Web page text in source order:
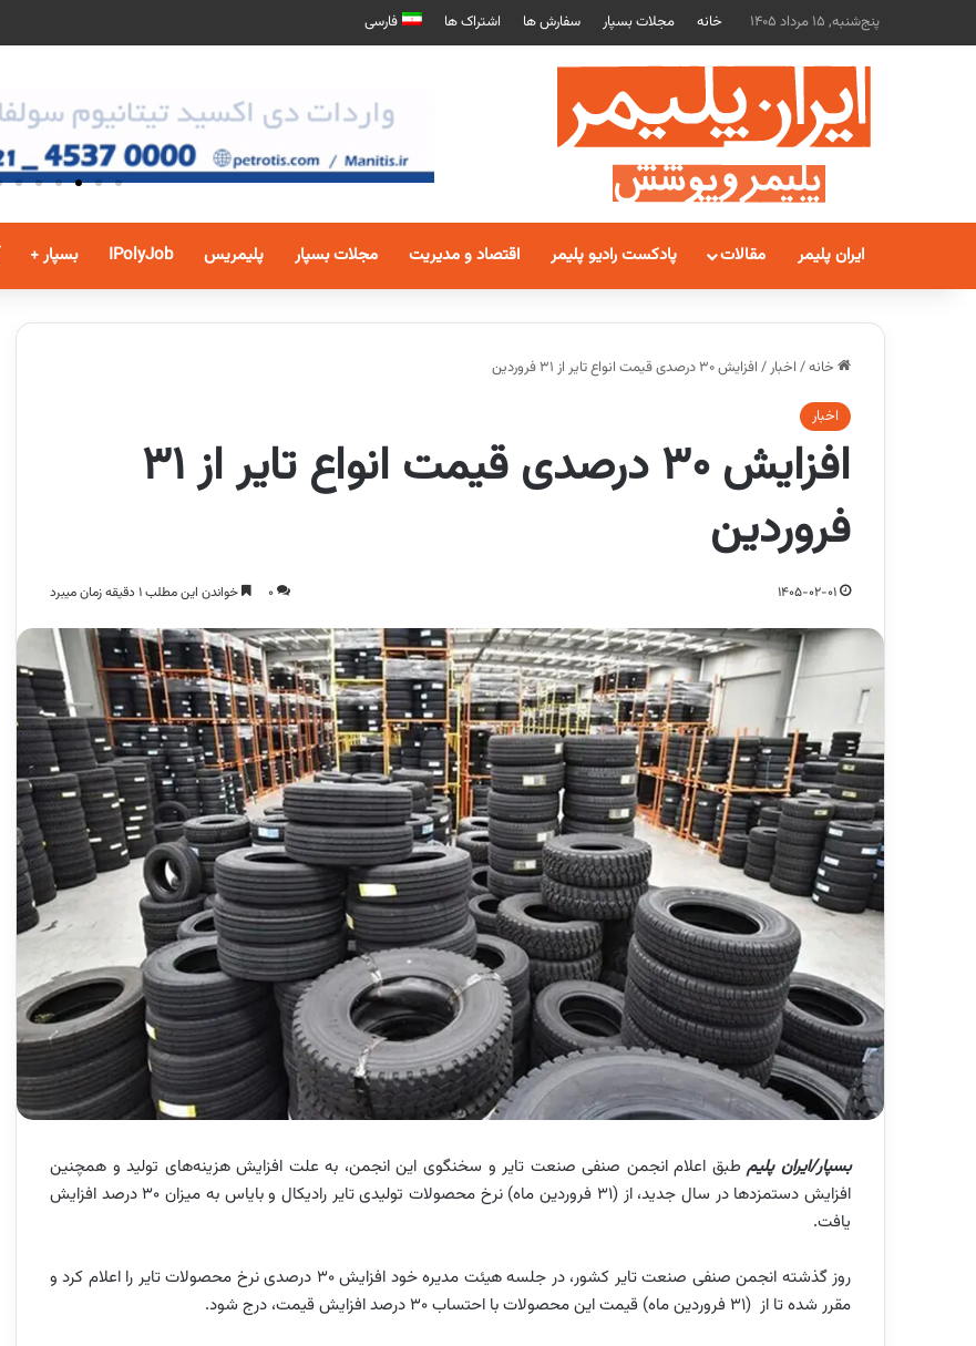
پنج‌شنبه, 15 مرداد 1405 خانه مجلات بسپار سفارش ها اشتراک ها فارسی
ایران پلیمر مقالات پادکست رادیو پلیمر اقتصاد و مدیریت مجلات بسپار پلیمریس IPolyJob بسپار +
خانه/ اخبار/ افزایش ۳۰ درصدی قیمت انواع تایر از ۳۱ فروردین
اخبار
افزایش ۳۰ درصدی قیمت انواع تایر از ۳۱
فروردین
1405-02-01
0 خواندن این مطلب 1 دقیقه زمان میبرد
بسپار/ایران پلیم طبق اعلام انجمن صنفی صنعت تایر و سخنگوی این انجمن، به علت افزایش هزینه‌های تولید و همچنین
افزایش دستمزدها در سال جدید، از (۳۱ فروردین ماه) نرخ محصولات تولیدی تایر رادیکال و بایاس به میزان ۳۰ درصد افزایش
یافت.
روز گذشته انجمن صنفی صنعت تایر کشور، در جلسه هیئت مدیره خود افزایش ۳۰ درصدی نرخ محصولات تایر را اعلام کرد و
مقرر شده تا از (۳۱ فروردین ماه) قیمت این محصولات با احتساب ۳۰ درصد افزایش قیمت، درج شود.